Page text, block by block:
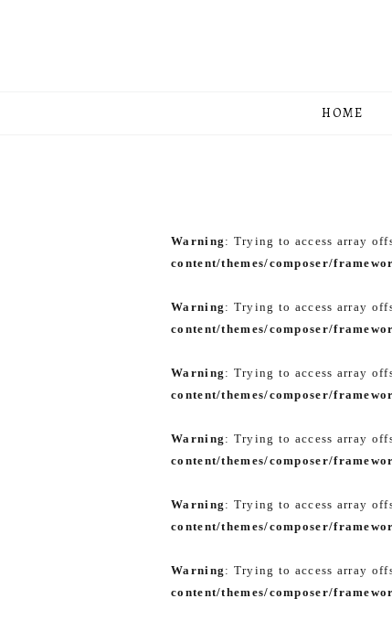
HOME
Warning : Trying to access array
content/themes/composer/
Warning : Trying to access array
content/themes/composer/
Warning : Trying to access array
content/themes/composer/
Warning : Trying to access array
content/themes/composer/
Warning : Trying to access array
content/themes/composer/
Warning : Trying to access array
content/themes/composer/